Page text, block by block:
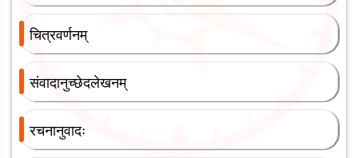
चित्रवर्णनम्
संवादानुच्छेदलेखनम्
रचनानुवादः